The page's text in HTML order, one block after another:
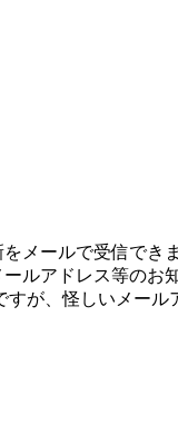
メールで受信できま
ルアドレス等のお
すが、怪しいメー